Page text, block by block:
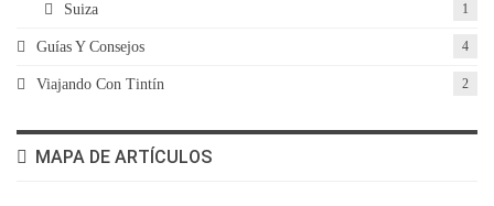
Suiza 1
Guías Y Consejos 4
Viajando Con Tintín 2
MAPA DE ARTÍCULOS